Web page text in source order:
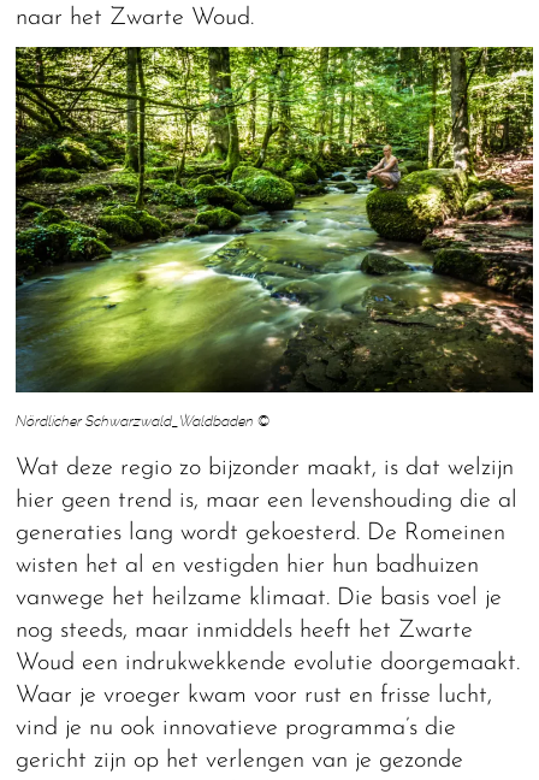
naar het Zwarte Woud.
Nördlicher Schwarzwald_Waldbaden ©
Wat deze regio zo bijzonder maakt, is dat welzijn
hier geen trend is, maar een levenshouding die al
generaties lang wordt gekoesterd. De Romeinen
wisten het al en vestigden hier hun badhuizen
vanwege het heilzame klimaat. Die basis voel je
nog steeds, maar inmiddels heeft het Zwarte
Woud een indrukwekkende evolutie doorgemaakt.
Waar je vroeger kwam voor rust en frisse lucht,
vind je nu ook innovatieve programma’s die
gericht zijn op het verlengen van je gezonde